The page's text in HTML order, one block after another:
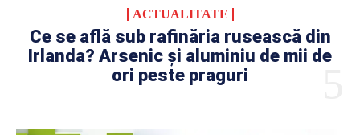
ACTUALITATE
Ce se află sub rafinăria rusească din
Irlanda? Arsenic și aluminiu de mii de
ori peste praguri